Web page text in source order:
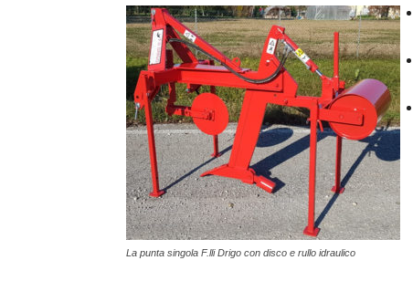
La punta singola F.lli Drigo con disco e rullo idraulico